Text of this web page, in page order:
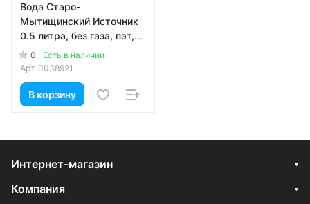
Вода Старо-
Мытищинский Источник
0.5 литра, без газа, пэт,
12 шт. в уп.
0
Есть в наличии
Арт. 0038921
В корзину
Интернет-магазин
Компания